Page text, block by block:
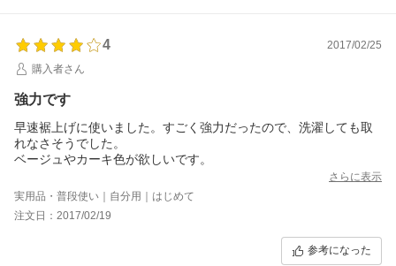
4
2017/02/25
購入者さん
強力です
早速裾上げに使いました。すごく強力だったので、洗濯しても取
れなさそうでした。
ベージュやカーキ色が欲しいです。
さらに表示
実用品・普段使い｜自分用｜はじめて
注文日：2017/02/19
参考になった